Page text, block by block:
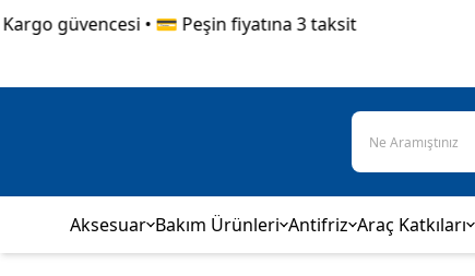
güvencesi • 💳 Peşin fiyatına 3 taksit
Aksesuar Bakım Ürünleri Antifriz Araç Katkıları